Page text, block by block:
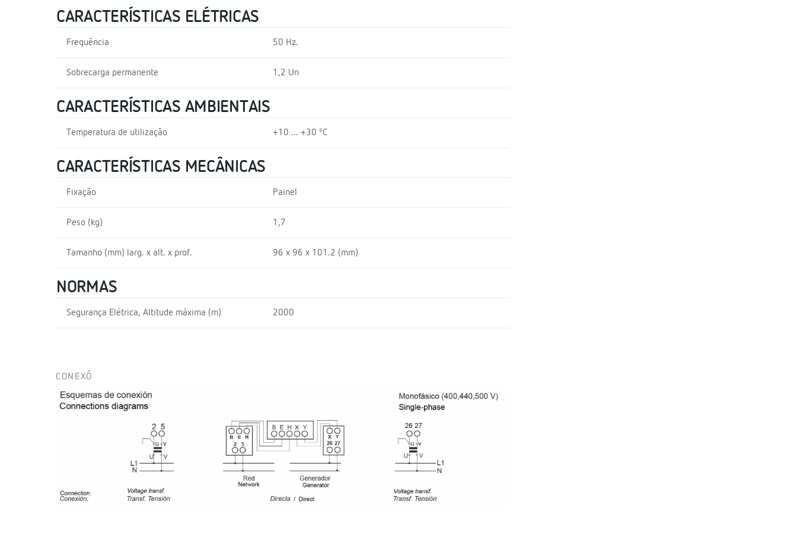
CARACTERÍSTICAS ELÉTRICAS
Frequência 50 Hz.
Sobrecarga permanente 1,2 Un
CARACTERÍSTICAS AMBIENTAIS
Temperatura de utilização +10 ... +30 ºC
CARACTERÍSTICAS MECÂNICAS
Fixação Painel
Peso (kg) 1,7
Tamanho (mm) larg. x alt. x prof. 96 x 96 x 101.2 (mm)
NORMAS
Segurança Elétrica, Altitude máxima (m) 2000
CONEXÕ